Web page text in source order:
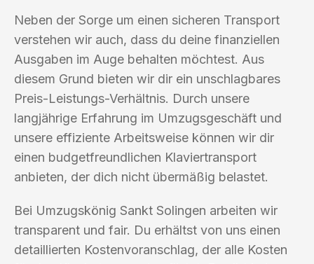
Neben der Sorge um einen sicheren Transport
verstehen wir auch, dass du deine finanziellen
Ausgaben im Auge behalten möchtest. Aus
diesem Grund bieten wir dir ein unschlagbares
Preis-Leistungs-Verhältnis. Durch unsere
langjährige Erfahrung im Umzugsgeschäft und
unsere effiziente Arbeitsweise können wir dir
einen budgetfreundlichen Klaviertransport
anbieten, der dich nicht übermäßig belastet.
Bei Umzugskönig Sankt Solingen arbeiten wir
transparent und fair. Du erhältst von uns einen
detaillierten Kostenvoranschlag, der alle Kosten